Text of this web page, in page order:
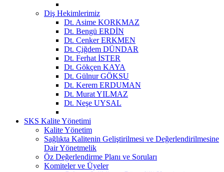
Diş Hekimlerimiz
Dt. Asime KORKMAZ
Dt. Bengü ERDİN
Dt. Cenker ERKMEN
Dt. Çiğdem DÜNDAR
Dt. Ferhat İSTER
Dt. Gökçen KAYA
Dt. Gülnur GÖKSU
Dt. Kerem ERDUMAN
Dt. Murat YILMAZ
Dt. Neşe UYSAL
SKS Kalite Yönetimi
Kalite Yönetim
Sağlıkta Kalitenin Geliştirilmesi ve Değerlendirilmesine
Dair Yönetmelik
Öz Değerlendirme Planı ve Soruları
Komiteler ve Üyeler